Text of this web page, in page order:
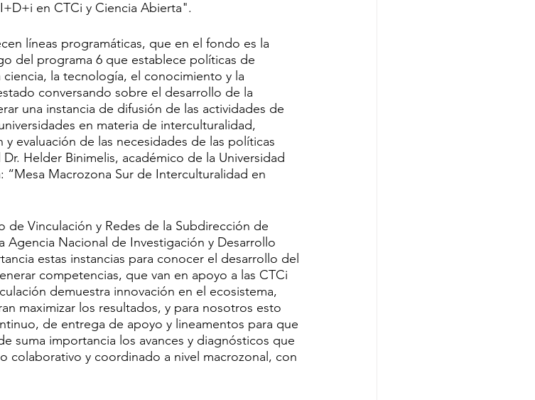
en CTCi y Ciencia Abierta".
líneas programáticas, que en el fondo es la
del programa 6 que establece políticas de
la tecnología, el conocimiento y la
conversando sobre el desarrollo de la
una instancia de difusión de las actividades de
en materia de interculturalidad,
evaluación de las necesidades de las políticas
Helder Binimelis, académico de la Universidad
“Mesa Macrozona Sur de Interculturalidad en
Vinculación y Redes de la Subdirección de
Agencia Nacional de Investigación y Desarrollo
estas instancias para conocer el desarrollo del
competencias, que van en apoyo a las CTCi
demuestra innovación en el ecosistema,
maximizar los resultados, y para nosotros esto
de entrega de apoyo y lineamentos para que
suma importancia los avances y diagnósticos que
colaborativo y coordinado a nivel macrozonal, con